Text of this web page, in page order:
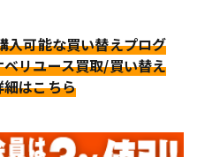
入可能な買い替えプログ
リユース買取/買い替え
はこちら